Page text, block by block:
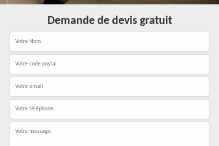
Demande de devis gratuit